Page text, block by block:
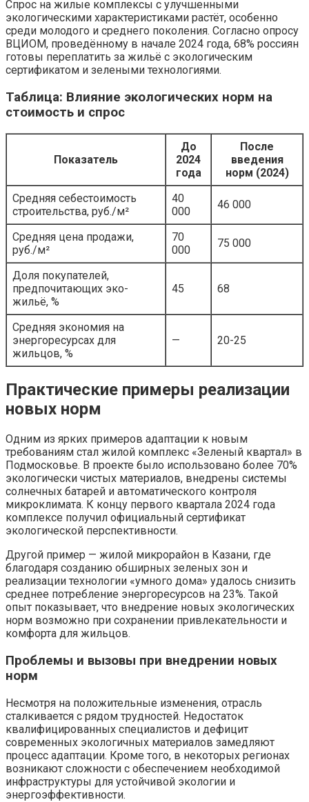
Спрос на жилые комплексы с улучшенными
экологическими характеристиками растёт, особенно
среди молодого и среднего поколения. Согласно опросу
ВЦИОМ, проведённому в начале 2024 года, 68% россиян
готовы переплатить за жильё с экологическим
сертификатом и зелеными технологиями.
Таблица: Влияние экологических норм на
стоимость и спрос
Показатель
До
2024
года
После
введения
норм (2024)
Средняя себестоимость
строительства, руб./м²
40
000
46 000
Средняя цена продажи,
руб./м²
70
000
75 000
Доля покупателей,
предпочитающих эко-
жильё, %
45 68
Средняя экономия на
энергоресурсах для
жильцов, %
— 20-25
Практические примеры реализации
новых норм
Одним из ярких примеров адаптации к новым
требованиям стал жилой комплекс «Зеленый квартал» в
Подмосковье. В проекте было использовано более 70%
экологически чистых материалов, внедрены системы
солнечных батарей и автоматического контроля
микроклимата. К концу первого квартала 2024 года
комплексе получил официальный сертификат
экологической перспективности.
Другой пример — жилой микрорайон в Казани, где
благодаря созданию обширных зеленых зон и
реализации технологии «умного дома» удалось снизить
среднее потребление энергоресурсов на 23%. Такой
опыт показывает, что внедрение новых экологических
норм возможно при сохранении привлекательности и
комфорта для жильцов.
Проблемы и вызовы при внедрении новых
норм
Несмотря на положительные изменения, отрасль
сталкивается с рядом трудностей. Недостаток
квалифицированных специалистов и дефицит
современных экологичных материалов замедляют
процесс адаптации. Кроме того, в некоторых регионах
возникают сложности с обеспечением необходимой
инфраструктуры для устойчивой экологии и
энергоэффективности.